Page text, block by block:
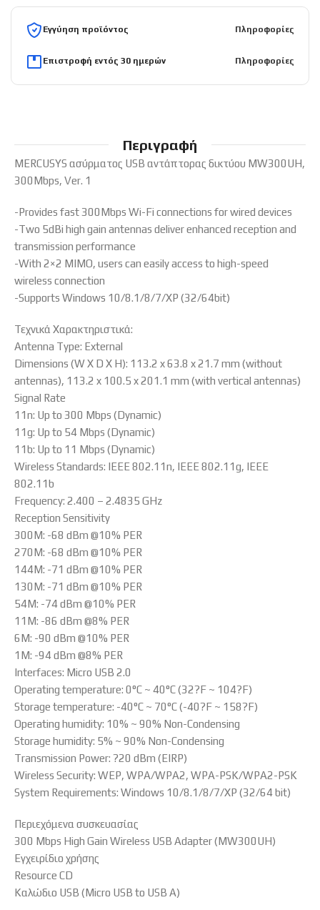
Εγγύηση προϊόντος Πληροφορίες
Επιστροφή εντός 30 ημερών Πληροφορίες
Περιγραφή
MERCUSYS ασύρματος USB αντάπτορας δικτύου MW300UH,
300Mbps, Ver. 1
-Provides fast 300Mbps Wi-Fi connections for wired devices
-Two 5dBi high gain antennas deliver enhanced reception and
transmission performance
-With 2×2 MIMO, users can easily access to high-speed
wireless connection
-Supports Windows 10/8.1/8/7/XP (32/64bit)
Τεχνικά Χαρακτηριστικά:
Antenna Type: External
Dimensions (W X D X H): 113.2 x 63.8 x 21.7 mm (without
antennas), 113.2 x 100.5 x 201.1 mm (with vertical antennas)
Signal Rate
11n: Up to 300 Mbps (Dynamic)
11g: Up to 54 Mbps (Dynamic)
11b: Up to 11 Mbps (Dynamic)
Wireless Standards: IEEE 802.11n, IEEE 802.11g, IEEE
802.11b
Frequency: 2.400 – 2.4835 GHz
Reception Sensitivity
300M: -68 dBm @10% PER
270M: -68 dBm @10% PER
144M: -71 dBm @10% PER
130M: -71 dBm @10% PER
54M: -74 dBm @10% PER
11M: -86 dBm @8% PER
6M: -90 dBm @10% PER
1M: -94 dBm @8% PER
Interfaces: Micro USB 2.0
Operating temperature: 0°C ~ 40°C (32?F ~ 104?F)
Storage temperature: -40°C ~ 70°C (-40?F ~ 158?F)
Operating humidity: 10% ~ 90% Non-Condensing
Storage humidity: 5% ~ 90% Non-Condensing
Transmission Power: ?20 dBm (EIRP)
Wireless Security: WEP, WPA/WPA2, WPA-PSK/WPA2-PSK
System Requirements: Windows 10/8.1/8/7/XP (32/64 bit)
Περιεχόμενα συσκευασίας
300 Mbps High Gain Wireless USB Adapter (MW300UH)
Εγχειρίδιο χρήσης
Resource CD
Καλώδιο USB (Micro USB to USB A)